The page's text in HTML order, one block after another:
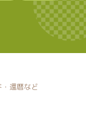
還暦など